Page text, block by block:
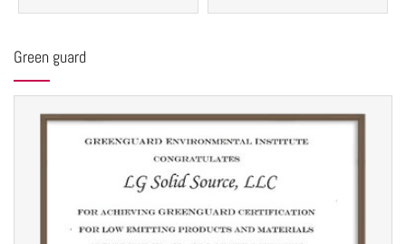
Green guard